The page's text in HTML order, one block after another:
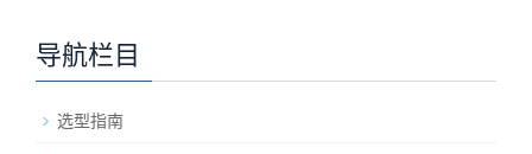
导航栏目
选型指南